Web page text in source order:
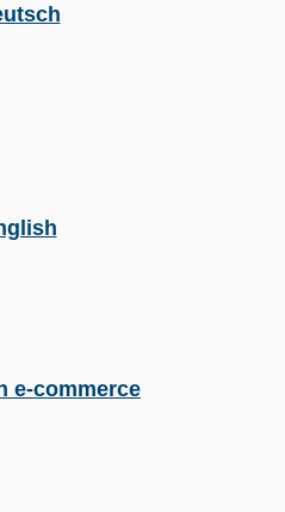
e-commerce